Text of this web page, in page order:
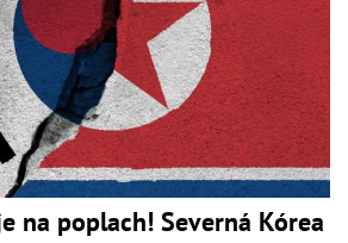
na poplach! Severná Kórea